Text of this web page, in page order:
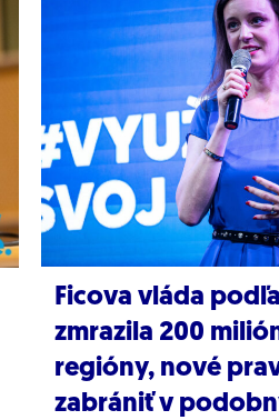
Ficova vláda
zmrazila 200
regióny, nové
zabrániť v